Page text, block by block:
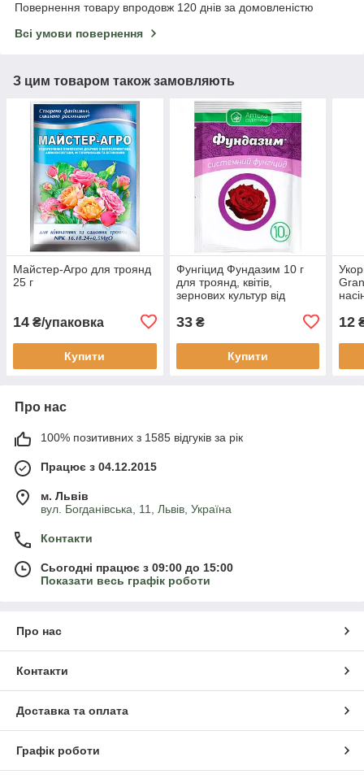
Повернення товару впродовж 120 днів за домовленістю
Всі умови повернення
З цим товаром також замовляють
Майстер-Агро для троянд
25 г
14 ₴/упаковка
Купити
Фунгіцид Фундазим 10 г
для троянд, квітів,
зернових культур від
33₴
Купити
12
Про нас
100% позитивних з 1585 відгуків за рік
Працює з 04.12.2015
м. Львів
вул. Богданівська, 11, Львів, Україна
Контакти
Сьогодні працює з 09:00 до 15:00
Показати весь графік роботи
Про нас
Контакти
Доставка та оплата
Графік роботи